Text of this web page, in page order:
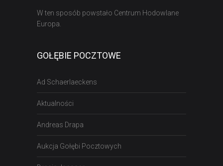
W ten sposób powstało Centrum Hodowlane
Europa.
GOŁĘBIE POCZTOWE
Ad Schaerlaeckens
Aktualności
Andreas Drapa
Aukcja Gołębi Pocztowych